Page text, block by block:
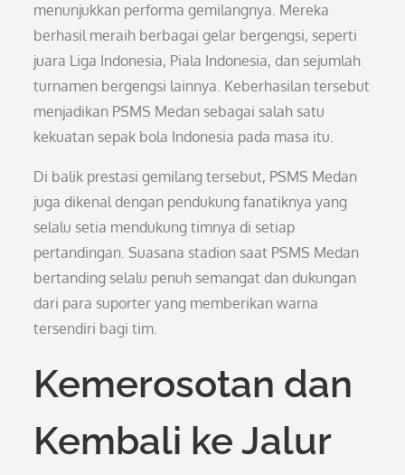
menunjukkan performa gemilangnya. Mereka
berhasil meraih berbagai gelar bergengsi, seperti
juara Liga Indonesia, Piala Indonesia, dan sejumlah
turnamen bergengsi lainnya. Keberhasilan tersebut
menjadikan PSMS Medan sebagai salah satu
kekuatan sepak bola Indonesia pada masa itu.
Di balik prestasi gemilang tersebut, PSMS Medan
juga dikenal dengan pendukung fanatiknya yang
selalu setia mendukung timnya di setiap
pertandingan. Suasana stadion saat PSMS Medan
bertanding selalu penuh semangat dan dukungan
dari para suporter yang memberikan warna
tersendiri bagi tim.
Kemerosotan dan
Kembali ke Jalur